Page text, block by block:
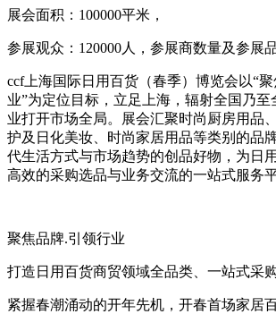
展会面积：100000平米，
参展观众：120000人，参展商数量及参展
ccf上海国际日用百货（春季）博览会以“
业”为定位目标，立足上海，辐射全国乃至
业打开市场全局。展会汇聚时尚厨房用品
护及日化美妆、时尚家居用品等类别的品
代生活方式与市场趋势的创品好物，为日
高效的采购选品与业务交流的一站式服务平
聚焦品牌.引领行业
打造日用百货商贸领域全品类、一站式采
紧握春潮涌动的开年先机，开春首场家